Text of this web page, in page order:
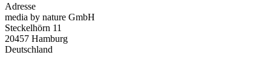
Adresse
media by nature GmbH
Steckelhörn 11
20457 Hamburg
Deutschland